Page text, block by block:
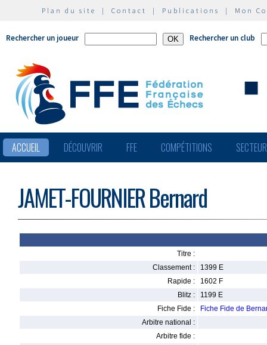
Plan du site | Contact | Publications | Mon
Rechercher un joueur Rechercher un club
ACCUEIL DÉCOUVRIR FFE COMPÉTITIONS
JAMET-FOURNIER Bernard
Titre :
Classement :
1399 E
Rapide :
1602 F
Blitz :
1199 E
Fiche Fide :
Fiche Fide de
Arbitre national :
Arbitre fide :